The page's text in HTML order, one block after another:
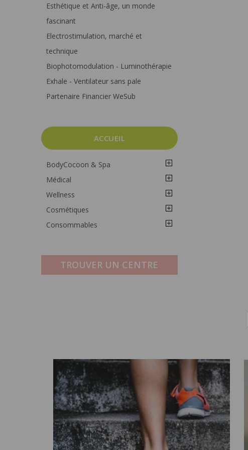
Esthétique et Anti-âge, un monde
fascinant
Electrostimulation, marché et
technique
Biophotomodulation - Luminothérapie
Exhale - Ventilateur sans pale
Partenaire Financier WeSub
ACCUEIL
BodyCocoon & Spa
Médical
Wellness
Cosmétiques
Consommables
TROUVER UN CENTRE